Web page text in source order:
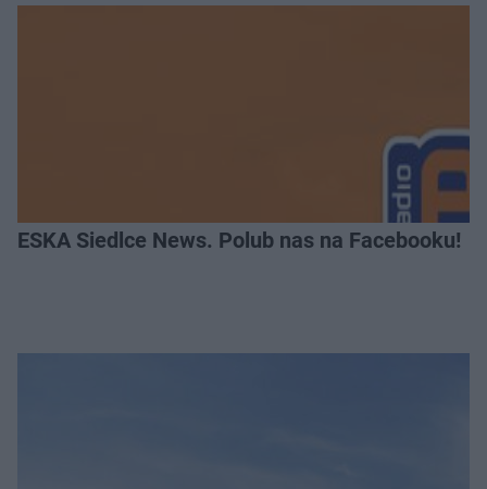
ESKA Siedlce News. Polub nas na Facebooku!